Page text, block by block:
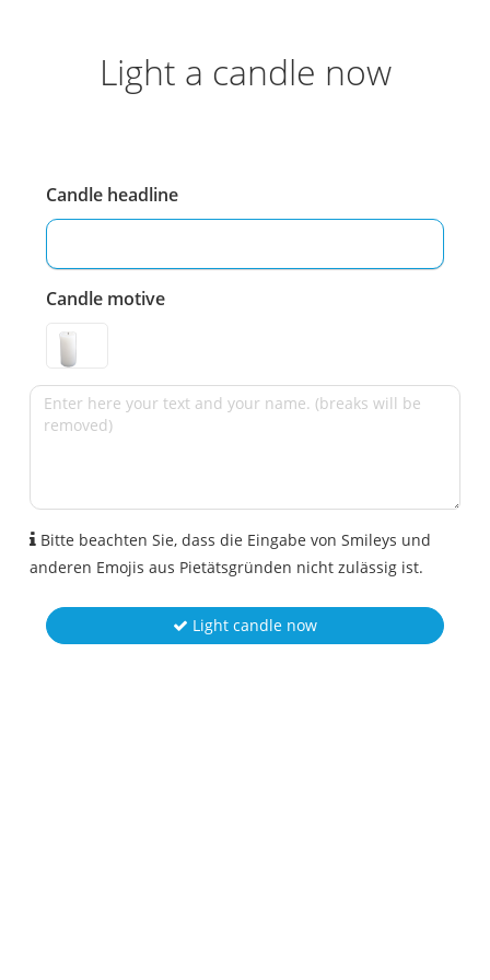
Light a candle now
Candle headline
Candle motive
Bitte beachten Sie, dass die Eingabe von Smileys und
anderen Emojis aus Pietätsgründen nicht zulässig ist.
Light candle now